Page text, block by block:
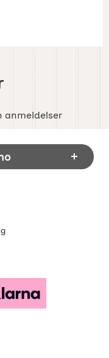
anmeldelser
og